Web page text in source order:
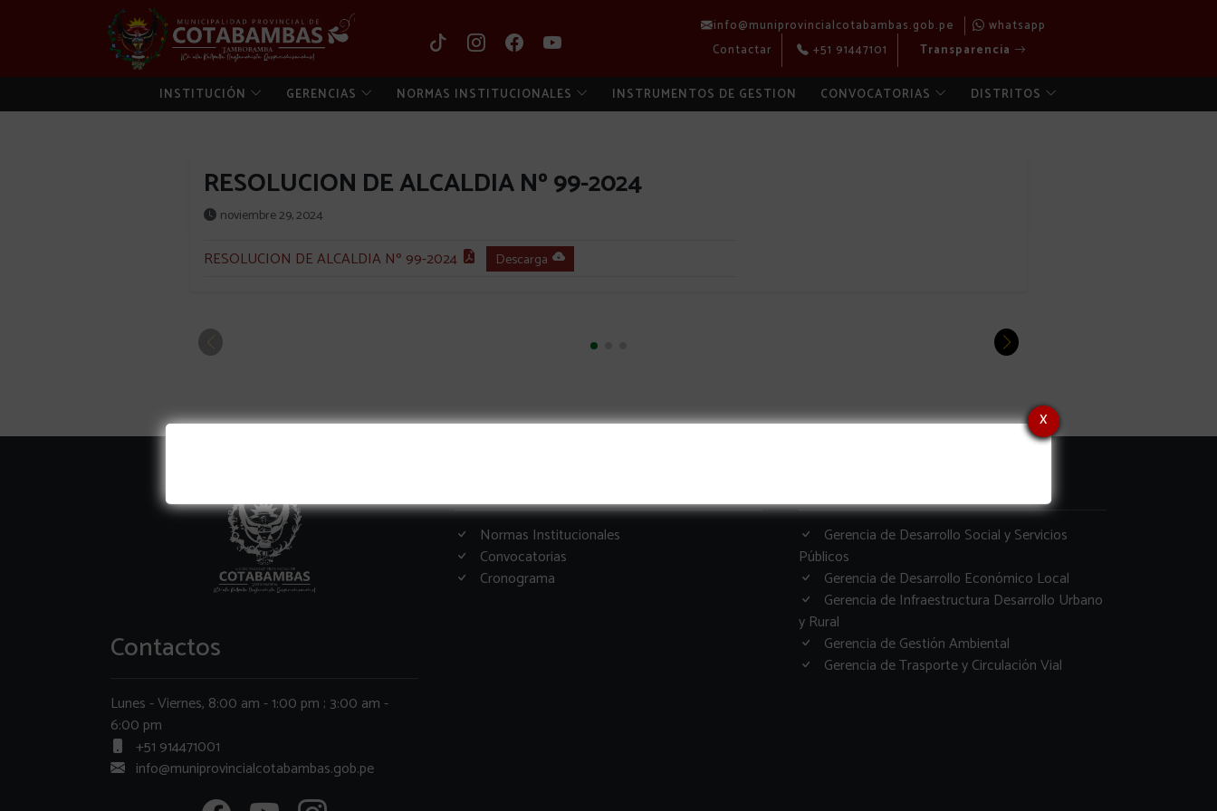
info@muniprovincialcotabambas.gob.pe
whatsapp
Contactar
+51 91447101 Transparencia
INSTITUCIÓN GERENCIAS NORMAS INSTITUCIONALES INSTRUMENTOS DE GESTION CONVOCATORIAS DISTRITOS
RESOLUCION DE ALCALDIA Nº 99-2024
noviembre 29, 2024
RESOLUCION DE ALCALDIA Nº 99-2024 Descarga
x
Contactos
Lunes - Viernes, 8:00 am - 1:00 pm ; 3:00 am -
6:00 pm
+51 914471001
info@muniprovincialcotabambas.gob.pe
Normas Institucionales
Convocatorias
Cronograma
Gerencia de Desarrollo Social y Servicios
Públicos
Gerencia de Desarrollo Económico Local
Gerencia de Infraestructura Desarrollo Urbano
y Rural
Gerencia de Gestión Ambiental
Gerencia de Trasporte y Circulación Vial